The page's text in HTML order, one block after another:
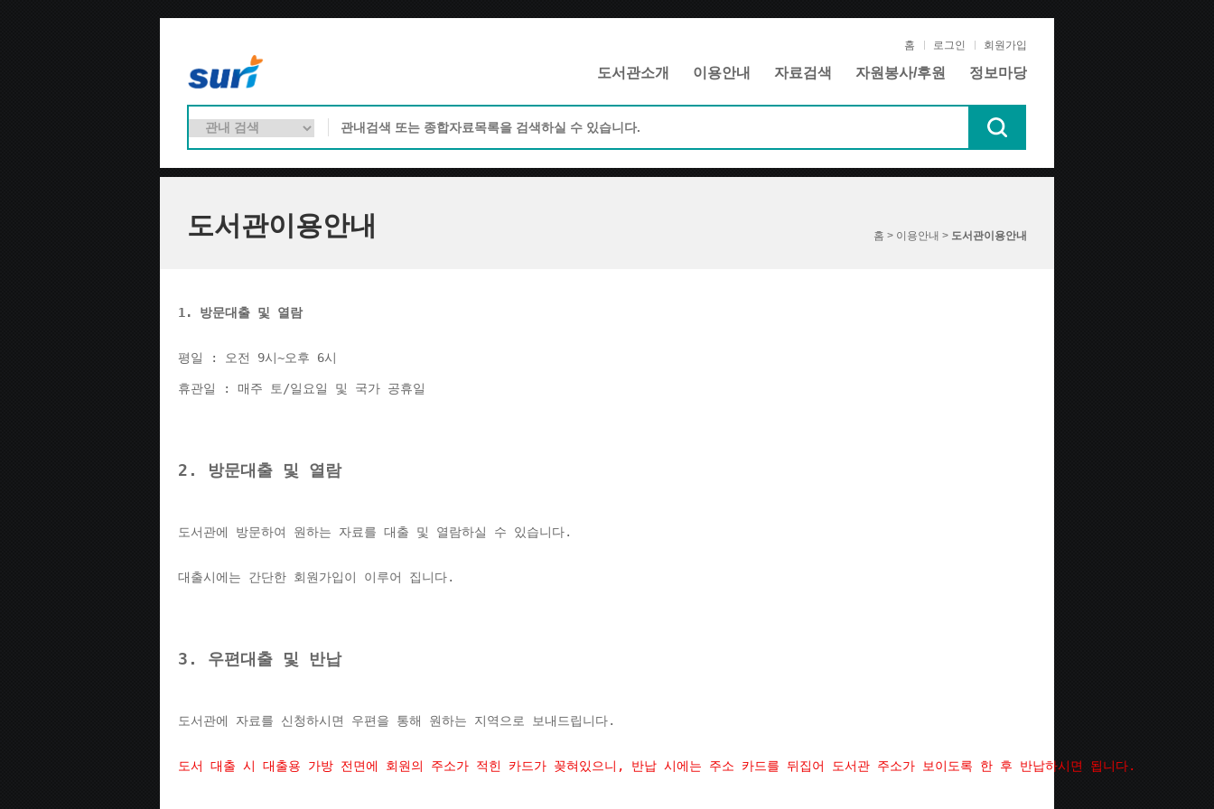
홈 로그인 회원가입
도서관소개 이용안내 자료검색 자원봉사/후원 정보마당
도서관이용안내 홈 > 이용안내 > 도서관이용안내
1. 방문대출 및 열람
평일 : 오전 9시~오후 6시
휴관일 : 매주 토/일요일 및 국가 공휴일
2. 방문대출 및 열람
도서관에 방문하여 원하는 자료를 대출 및 열람하실 수 있습니다.
대출시에는 간단한 회원가입이 이루어 집니다.
3. 우편대출 및 반납
도서관에 자료를 신청하시면 우편을 통해 원하는 지역으로 보내드립니다.
도서 대출 시 대출용 가방 전면에 회원의 주소가 적힌 카드가 꽂혀있으니, 반납 시에는 주소 카드를 뒤집어 도서관 주소가 보이도록 한 후 반납하시면 됩니다.